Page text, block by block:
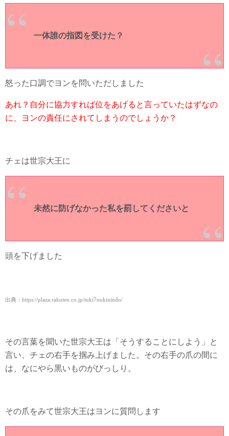
一体誰の指図を受けた？
怒った口調でヨンを問いただしました
あれ？自分に協力すれば位をあげると言っていたはずなの
に、ヨンの責任にされてしまうのでしょうか？
チェは世宗大王に
未然に防げなかった私を罰してくださいと
頭を下げました
出典：https://plaza.rakuten.co.jp/tuki7nukinindo/
その言葉を聞いた世宗大王は「そうすることにしよう」と
言い、チェの右手を掴み上げました。その右手の爪の間に
は、なにやら黒いものがびっしり。
その爪をみて世宗大王はヨンに質問します